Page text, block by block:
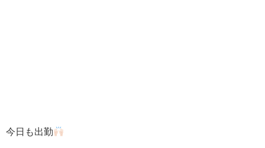
今日も出勤